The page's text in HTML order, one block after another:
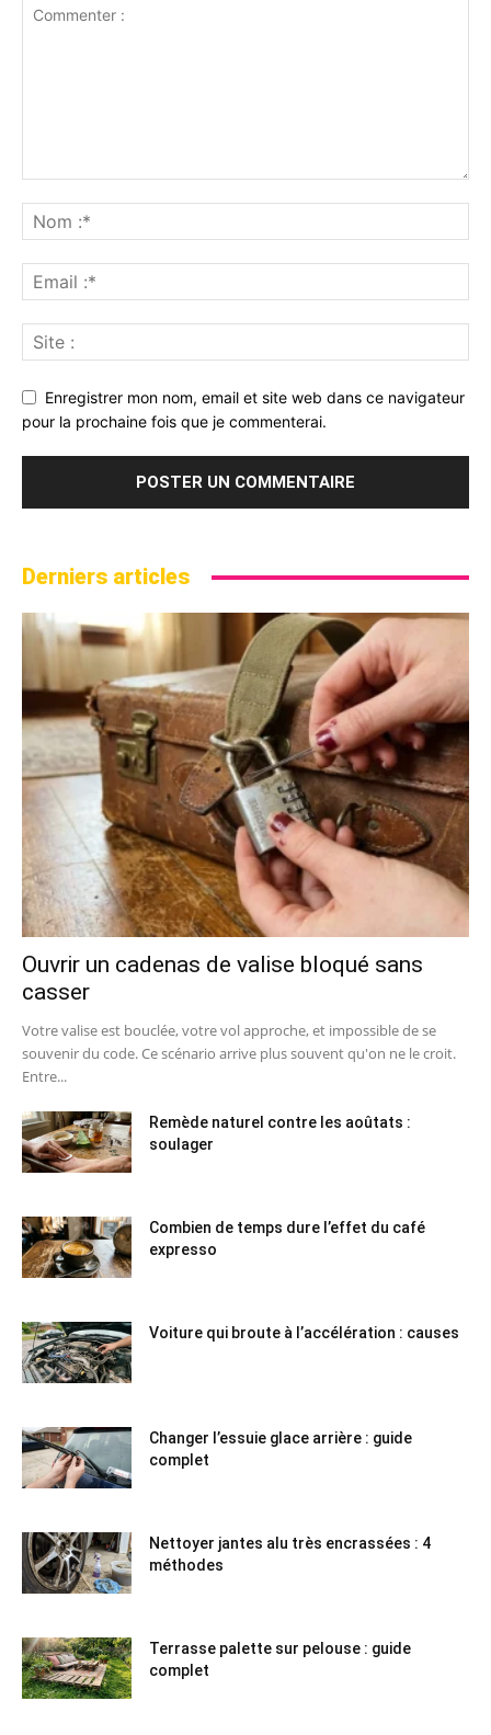
Enregistrer mon nom, email et site web dans ce navigateur
pour la prochaine fois que je commenterai.
Derniers articles
Ouvrir un cadenas de valise bloqué sans
casser
Votre valise est bouclée, votre vol approche, et impossible de se
souvenir du code. Ce scénario arrive plus souvent qu'on ne le croit.
Entre...
Remède naturel contre les aoûtats :
soulager
Combien de temps dure l’effet du café
expresso
Voiture qui broute à l’accélération : causes
Changer l’essuie glace arrière : guide
complet
Nettoyer jantes alu très encrassées : 4
méthodes
Terrasse palette sur pelouse : guide
complet